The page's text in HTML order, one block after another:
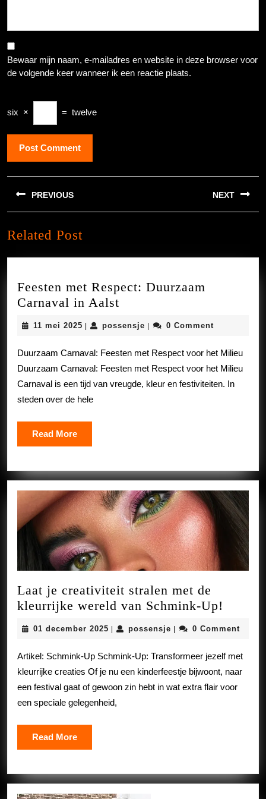
Bewaar mijn naam, e-mailadres en website in deze browser voor
de volgende keer wanneer ik een reactie plaats.
six × = twelve
Berichtnavigatie
PREVIOUS
post:
NEXT
Related Post
Feesten met Respect: Duurzaam
Carnaval in Aalst
Respect:
Duurzaam
Carnaval
in
11 mei 2025 11| possensje possensje
| 0 Comment
Duurzaam Carnaval: Feesten met Respect voor het Milieu
Duurzaam Carnaval: Feesten met Respect voor het Milieu
Carnaval is een tijd van vreugde, kleur en festiviteiten. In
steden over de hele
Read MoreRead
More
Laat je creativiteit stralen met de
kleurrijke wereld van Schmink-Up!
stralen
met
de
01 december 2025 01
2025
possensje possensje
0 Comment
Artikel: Schmink-Up Schmink-Up: Transformeer jezelf met
kleurrijke creaties Of je nu een kinderfeestje bijwoont, naar
een festival gaat of gewoon zin hebt in wat extra flair voor
een speciale gelegenheid,
Read MoreRead
More